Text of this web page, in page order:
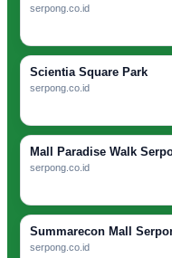
serpong.co.id
Scientia Square Park
serpong.co.id
Mall Paradise Walk
serpong.co.id
Summarecon Mall
serpong.co.id